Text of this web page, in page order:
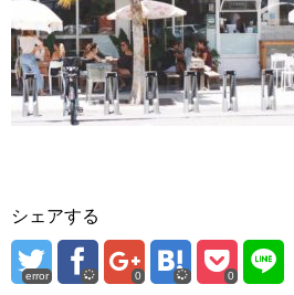
シェアする
error 0 0